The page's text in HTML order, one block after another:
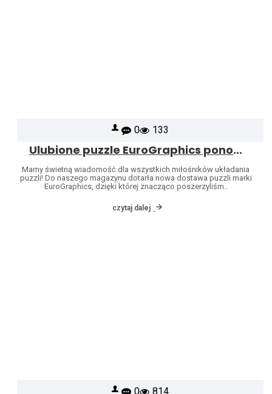
0 133
Ulubione puzzle EuroGraphics ponownie dostępne – poszerzyliśmy naszą ofertę o kolejne wzory!
Mamy świetną wiadomość dla wszystkich miłośników układania
puzzli! Do naszego magazynu dotarła nowa dostawa puzzli marki
EuroGraphics, dzięki której znacząco poszerzyliśm..
czytaj dalej
0 814